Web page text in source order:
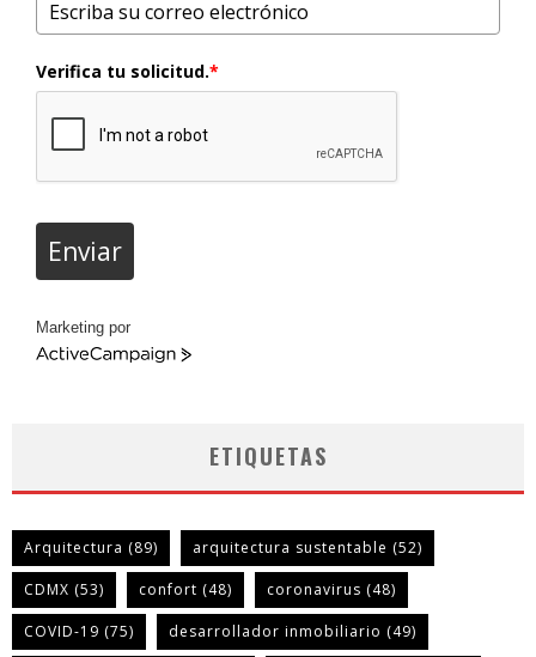
Verifica tu solicitud.*
Enviar
Marketing por
ActiveCampaign
ETIQUETAS
Arquitectura (89) arquitectura sustentable (52)
CDMX (53) confort (48) coronavirus (48)
COVID-19 (75) desarrollador inmobiliario (49)